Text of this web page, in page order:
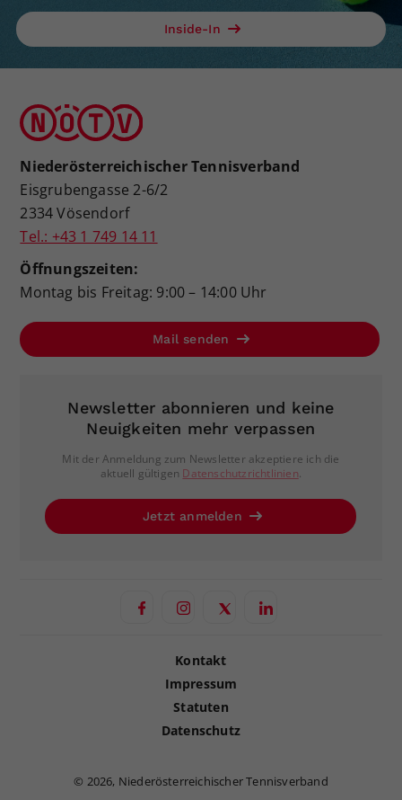
Inside-In
Niederösterreichischer Tennisverband
Eisgrubengasse 2-6/2
2334 Vösendorf
Tel.: +43 1 749 14 11
Öffnungszeiten:
Montag bis Freitag: 9:00 – 14:00 Uhr
Mail senden
Newsletter abonnieren und keine
Neuigkeiten mehr verpassen
Mit der Anmeldung zum Newsletter akzeptiere ich die
aktuell gültigen Datenschutzrichtlinien.
Jetzt anmelden
Kontakt
Impressum
Statuten
Datenschutz
© 2026, Niederösterreichischer Tennisverband